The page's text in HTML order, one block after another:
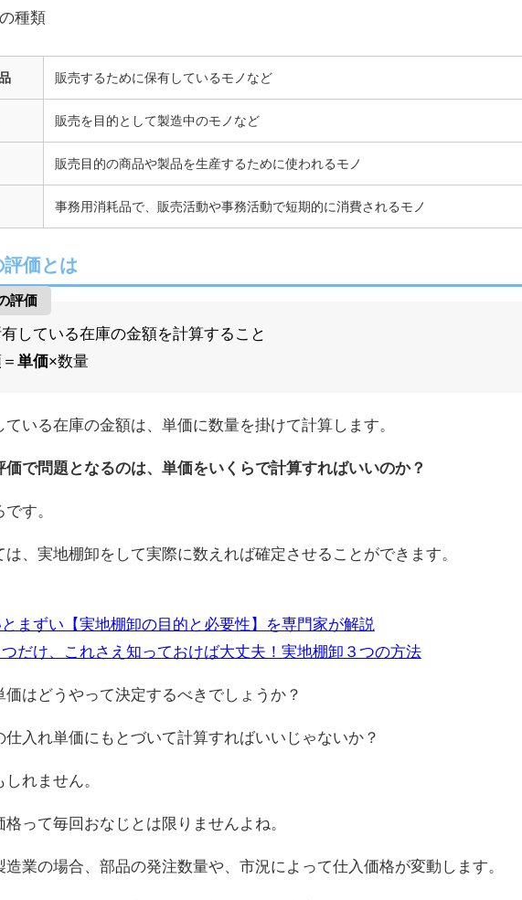
種類
販売するために保有しているモノなど
販売を目的として製造中のモノなど
販売目的の商品や製品を生産するために使われるモノ
事務用消耗品で、販売活動や事務活動で短期的に消費されるモノ
価とは
評価
している在庫の金額を計算すること
単価×数量
ている在庫の金額は、単価に数量を掛けて計算します。
価で問題となるのは、単価をいくらで計算すればいいのか？
す。
は、実地棚卸をして実際に数えれば確定させることができます。
まずい【実地棚卸の目的と必要性】を専門家が解説
だけ、これさえ知っておけば大丈夫！実地棚卸３つの方法
価はどうやって決定するべきでしょうか？
仕入れ単価にもとづいて計算すればいいじゃないか？
れません。
格って毎回おなじとは限りませんよね。
造業の場合、部品の発注数量や、市況によって仕入価格が変動します。